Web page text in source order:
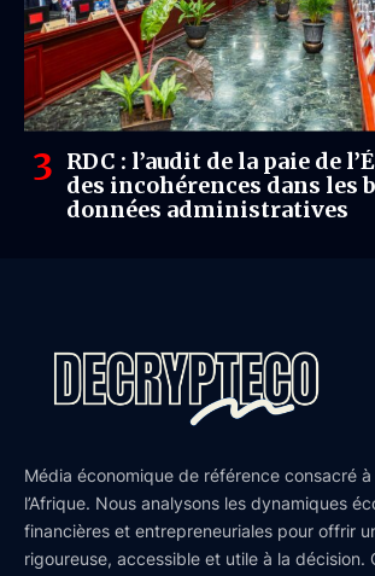
RDC : l’audit de la paie de
des incohérences dans les
données administratives
Média économique de référence consacré à
l’Afrique. Nous analysons les dynamiques
financières et entrepreneuriales pour offrir
rigoureuse, accessible et utile à la décision.